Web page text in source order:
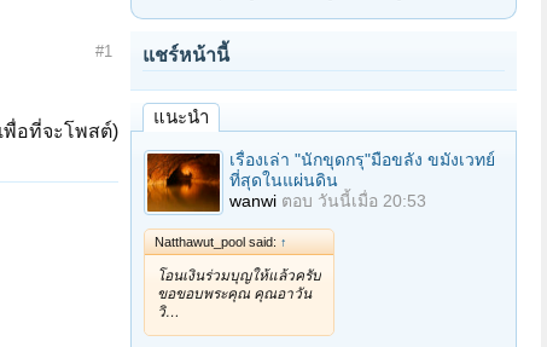
#1
พื่อที่จะโพสต์)
แชร์หน้านี้
แนะนำ
เรื่องเล่า "นักขุดกรุ"มือขลัง ขมังเวทย์
ที่สุดในแผ่นดิน
wanwi ตอบ วันนี้เมื่อ 20:53
Natthawut_pool said: ↑
โอนเงินร่วมบุญให้แล้วครับ
ขอขอบพระคุณ คุณอาวัน
วิ…